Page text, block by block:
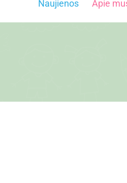
Naujienos Apie